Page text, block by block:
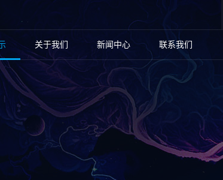
关于我们 新闻中心 联系我们